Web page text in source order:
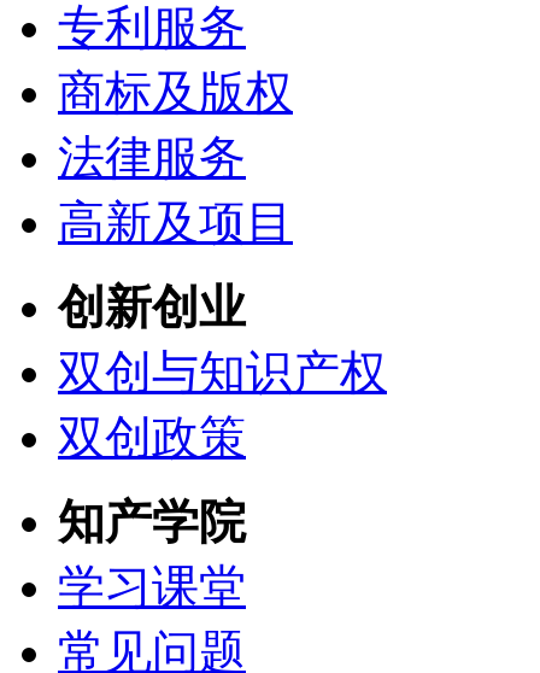
专利服务
商标及版权
法律服务
高新及项目
创新创业
双创与知识产权
双创政策
知产学院
学习课堂
常见问题